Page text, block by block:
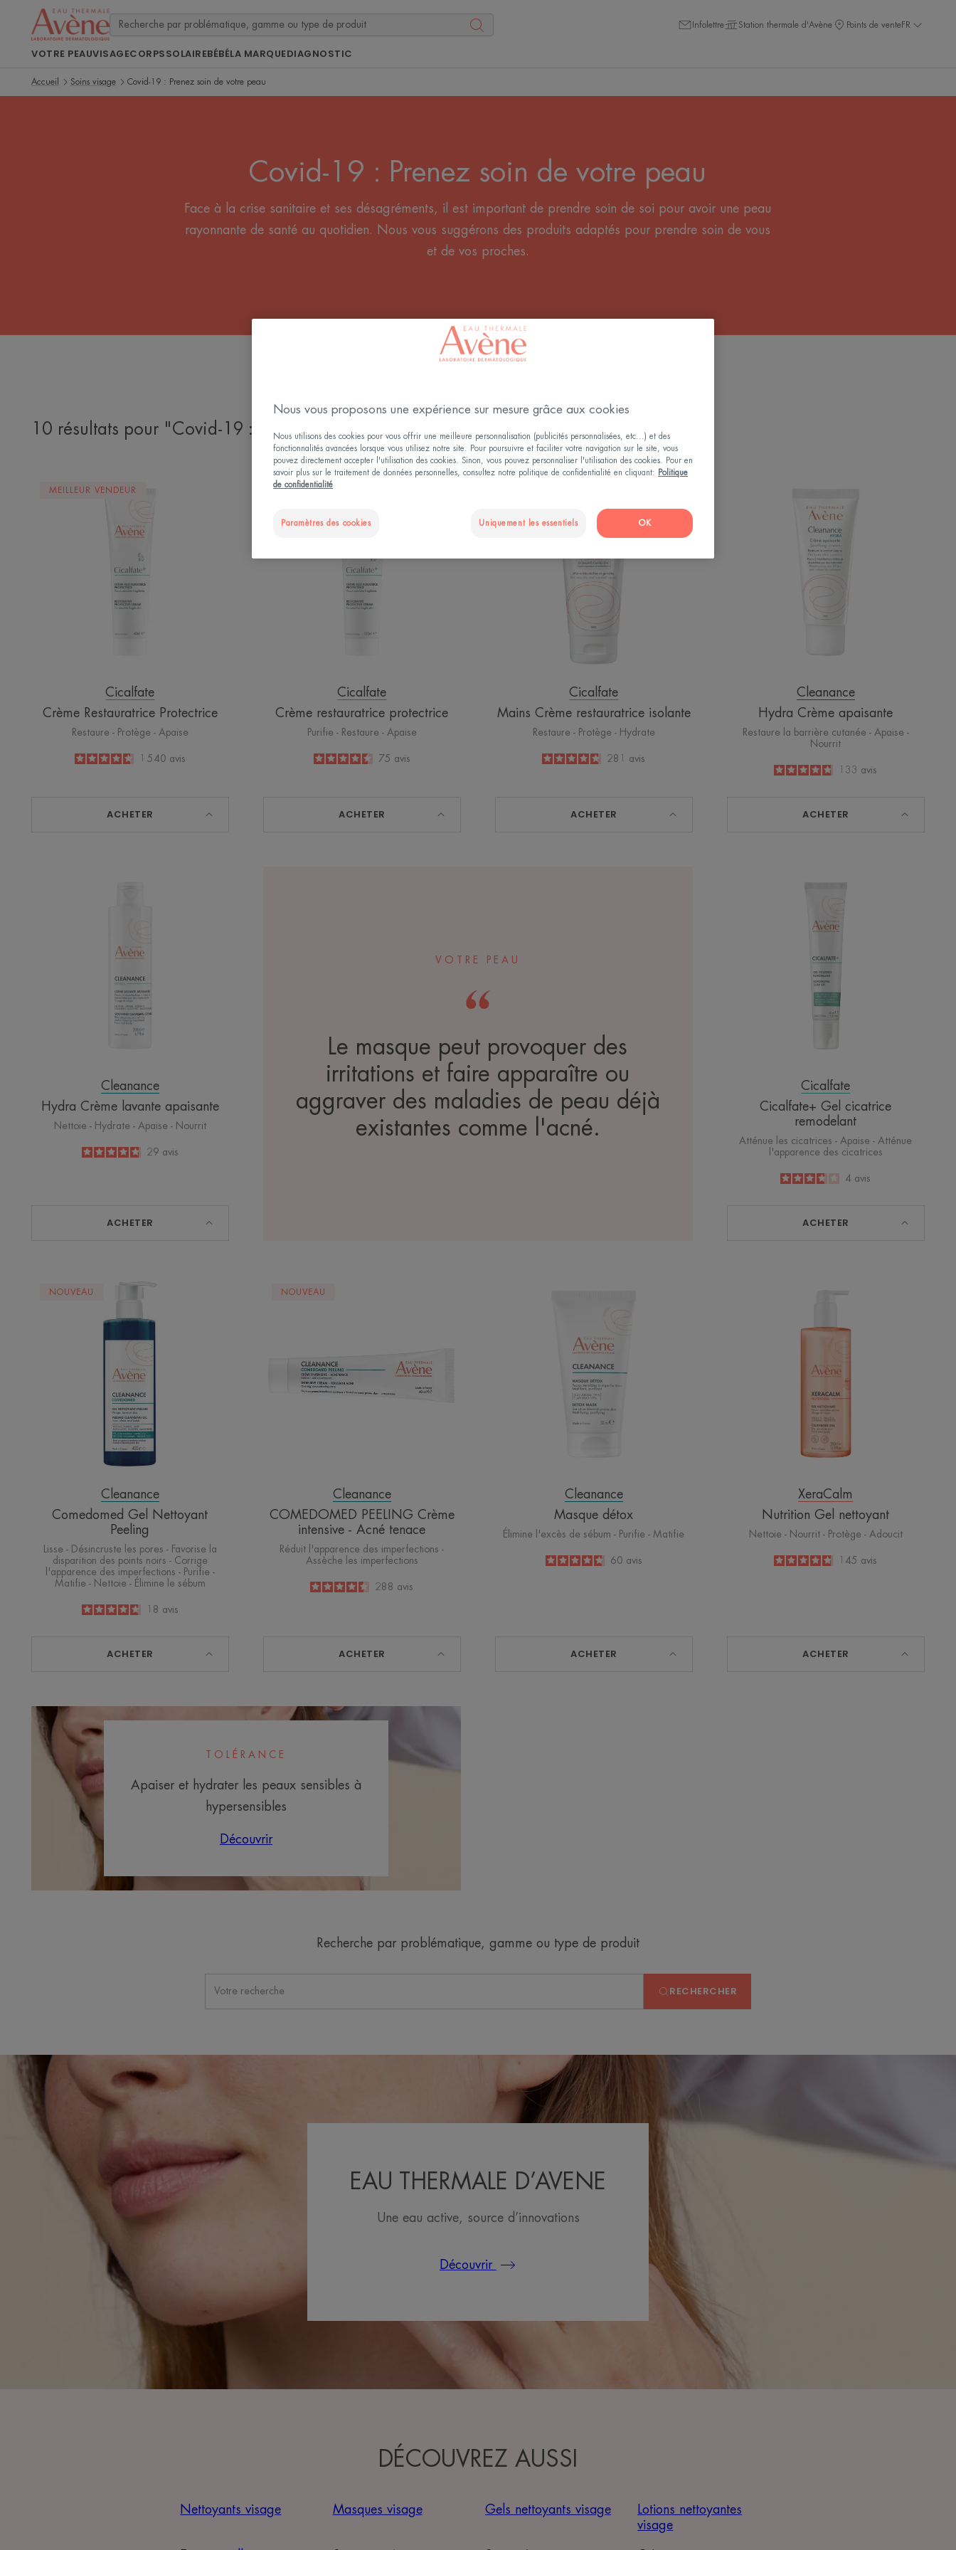
Infolettre Station thermale d'Avène Points de venteFR
VOTRE PEAUVISAGECORPSSOLAIREBÉBÉLA MARQUEDIAGNOSTIC
Accueil Soins visage Covid-19 : Prenez soin de votre peau
Covid-19 : Prenez soin de votre peau
Face à la crise sanitaire et ses désagréments, il est important de prendre soin de soi pour avoir une peau
rayonnante de santé au quotidien. Nous vous suggérons des produits adaptés pour prendre soin de vous
et de vos proches.
10 résultats pour "Covid-19 : Prenez soin de votre peau"
Restauratrice
MEILLEUR VENDEUR
Cicalfate
Crème Restauratrice Protectrice
Restaure - Protège - Apaise
4.6
1 540 avis
ACHETER
MEILLEUR VENDEUR
Cicalfate
Crème restauratrice protectrice
Purifie - Restaure - Apaise
4.5
/
5
75 avis
ACHETER
restauratrice
isolante
Cicalfate
Mains Crème restauratrice isolante
Restaure - Protège - Hydrate
4.8
/
5
281 avis
ACHETER
apaisante
Cleanance
Hydra Crème apaisante
Restaure la barrière cutanée - Apaise -
Nourrit
4.8
133 avis
ACHETER
Cleanance
Hydra Crème lavante apaisante
Nettoie - Hydrate - Apaise - Nourrit
4.8
/
5
29 avis
ACHETER
VOTRE PEAU
Le masque peut provoquer des
irritations et faire apparaître ou
aggraver des maladies de peau déjà
existantes comme l'acné.
remodelant
Cicalfate
Cicalfate+ Gel cicatrice
remodelant
Atténue les cicatrices - Apaise - Atténue
l'apparence des cicatrices
3.8
/
5
4 avis
ACHETER
Comedomed
Nettoyant
NOUVEAU
Cleanance
Comedomed Gel Nettoyant
Peeling
Lisse - Désincruste les pores - Favorise la
disparition des points noirs - Corrige
l'apparence des imperfections - Purifie -
Matifie - Nettoie - Élimine le sébum
4.7
18 avis
ACHETER
tenace
NOUVEAU
Cleanance
COMEDOMED PEELING Crème
intensive - Acné tenace
Réduit l'apparence des imperfections -
Assèche les imperfections
4.5
/
5
288 avis
ACHETER
Cleanance
Masque détox
Élimine l'excès de sébum - Purifie - Matifie
4.7
/
5
60 avis
ACHETER
XeraCalm
Nutrition Gel nettoyant
Nettoie - Nourrit - Protège - Adoucit
4.8
145 avis
ACHETER
TOLÉRANCE
Apaiser et hydrater les peaux sensibles à
hypersensibles
Découvrir
Recherche par problématique, gamme ou type de produit
RECHERCHER
EAU THERMALE D’AVENE
Une eau active, source d’innovations
Découvrir
DÉCOUVREZ AUSSI
Nettoyants visage Masques visage Gels nettoyants visage
Lotions nettoyantes
visage
Nous vous proposons une expérience sur mesure grâce aux cookies
Nous utilisons des cookies pour vous offrir une meilleure personnalisation (publicités personnalisées, etc...) et des
fonctionnalités avancées lorsque vous utilisez notre site. Pour poursuivre et faciliter votre navigation sur le site, vous
pouvez directement accepter l'utilisation des cookies. Sinon, vous pouvez personnaliser l'utilisation des cookies. Pour en
savoir plus sur le traitement de données personnelles, consultez notre politique de confidentialité en cliquant:
Politique
de confidentialité
Paramètres des cookies Uniquement les essentiels OK